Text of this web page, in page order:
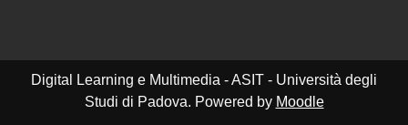
Digital Learning e Multimedia - ASIT - Università degli
Studi di Padova. Powered by Moodle